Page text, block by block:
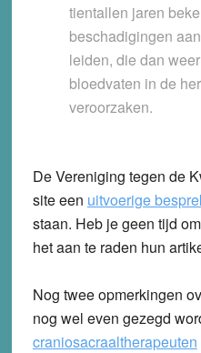
tientallen jaren
beschadigingen
leiden, die dan
bloedvaten in de
veroorzaken.
De Vereniging tegen de
site een uitvoerige
staan. Heb je geen tijd
het aan te raden hun
Nog twee opmerkingen
nog wel even gezegd
craniosacraaltherapeuten